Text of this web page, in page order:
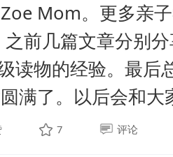
Mom。更多亲
前几篇文章分别
读物的经验。最后
满了。以后会和大
7 评论